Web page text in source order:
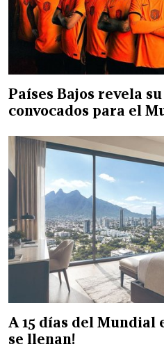
Países Bajos revela
convocados para el
A 15 días del Mundial
se llenan!